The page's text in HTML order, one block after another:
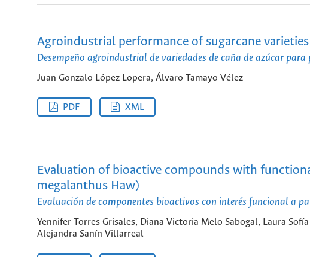
Agroindustrial performance of sugarcane
Desempeño agroindustrial de variedades de caña de azúcar
Juan Gonzalo López Lopera, Álvaro Tamayo Vélez
PDF XML
Evaluation of bioactive compounds with
megalanthus Haw)
Evaluación de componentes bioactivos con interés funcional a
Yennifer Torres Grisales, Diana Victoria Melo Sabogal, Laura
Alejandra Sanín Villarreal